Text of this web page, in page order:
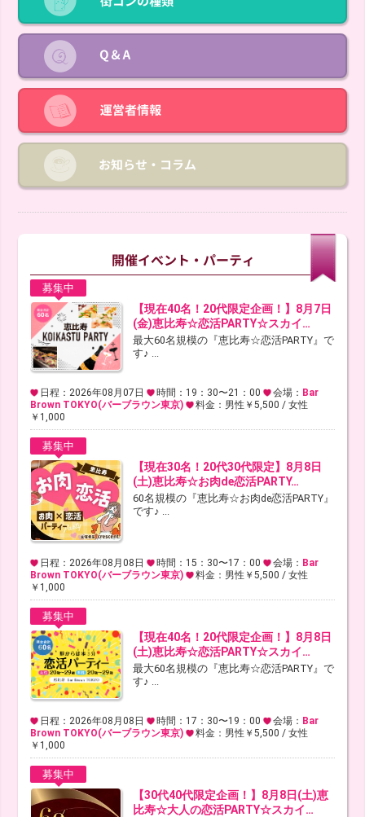
募集中
【現在40名！20代限定企画！】8月7日
(金)恵比寿☆恋活PARTY☆スカイ…
最大60名規模の『恵比寿☆恋活PARTY』で
す♪ ...
日程：2026年08月07日 時間：19：30〜21：00 会場： Bar
Brown TOKYO(バーブラウン東京)
料金：男性￥5,500 / 女性
￥1,000
募集中
【現在30名！20代30代限定】8月8日
(土)恵比寿☆お肉de恋活PARTY…
60名規模の『恵比寿☆お肉de恋活PARTY』
です♪ ...
日程：2026年08月08日 時間：15：30〜17：00 会場： Bar
Brown TOKYO(バーブラウン東京)
料金：男性￥5,500 / 女性
￥1,000
募集中
【現在40名！20代限定企画！】8月8日
(土)恵比寿☆恋活PARTY☆スカイ…
最大60名規模の『恵比寿☆恋活PARTY』で
す♪ ...
日程：2026年08月08日 時間：17：30〜19：00 会場： Bar
Brown TOKYO(バーブラウン東京)
料金：男性￥5,500 / 女性
￥1,000
募集中
【30代40代限定企画！】8月8日(土)恵
比寿☆大人の恋活PARTY☆スカイ…